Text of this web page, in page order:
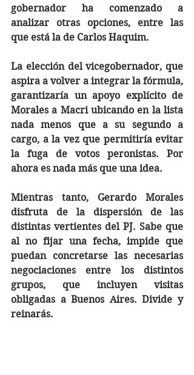
gobernador ha comenzado a
analizar otras opciones, entre las
que está la de Carlos Haquim.
La elección del vicegobernador, que
aspira a volver a integrar la fórmula,
garantizaría un apoyo explícito de
Morales a Macri ubicando en la lista
nada menos que a su segundo a
cargo, a la vez que permitiría evitar
la fuga de votos peronistas. Por
ahora es nada más que una idea.
Mientras tanto, Gerardo Morales
disfruta de la dispersión de las
distintas vertientes del PJ. Sabe que
al no fijar una fecha, impide que
puedan concretarse las necesarias
negociaciones entre los distintos
grupos, que incluyen visitas
obligadas a Buenos Aires. Divide y
reinarás.